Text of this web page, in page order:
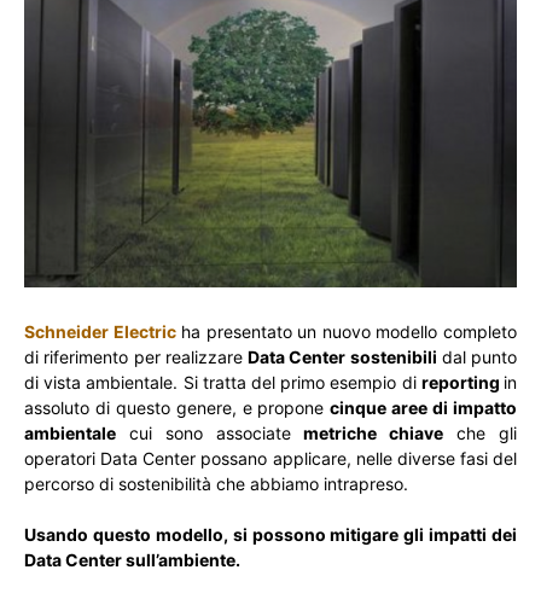
Schneider Electricha presentato un nuovo modello completo
di riferimento per realizzare Data Center sostenibili dal punto
di vista ambientale. Si tratta del primo esempio di reporting in
assoluto di questo genere, e proponecinque aree di impatto
ambientale cui sono associatemetriche chiave che gli
operatori Data Center possano applicare, nelle diverse fasi del
percorso di sostenibilità che abbiamo intrapreso.
Usando questo modello, si possono mitigare gli impatti dei
Data Center sull’ambiente.